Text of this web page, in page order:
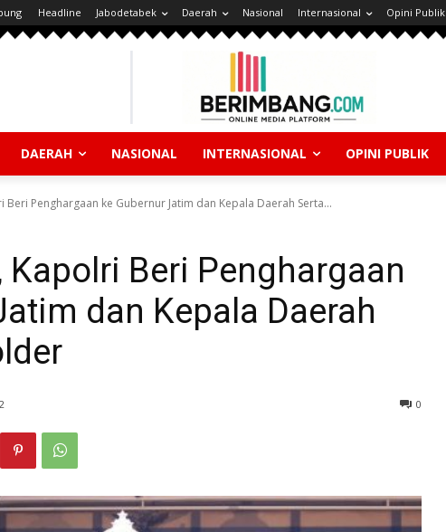
Headline Jabodetabek Daerah Nasional Internasional Opini Publik
DAERAH NASIONAL INTERNASIONAL OPINI PUBLIK
Beri Penghargaan ke Gubernur Jatim dan Kepala Daerah Serta...
Kapolri Beri Penghargaan
dan Kepala Daerah
0